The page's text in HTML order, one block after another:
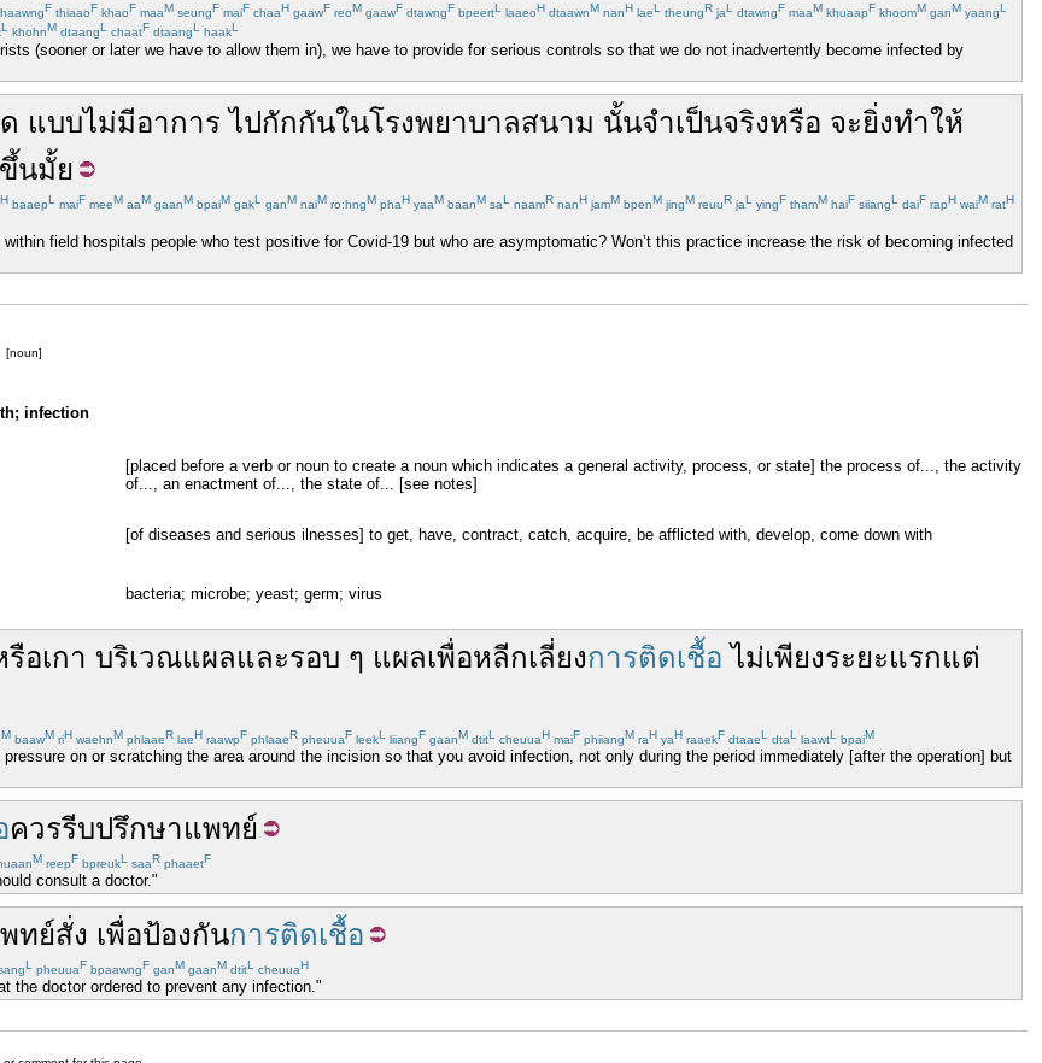
F thiaaoF khaoF maaM seungF maiF chaaH gaawF reoM gaawF dtawngF bpeertL laaeoH dtaawnM nanH laeL theungR jaL dtawngF maaM khuaapF khoomM ganM yaangL
L khohnM dtaangL chaatF dtaangL haakL
(sooner or later we have to allow them in), we have to provide for serious controls so that we do not inadvertently become infected by
แบบไม่มีอาการ ไปกักกันในโรงพยาบาลสนาม นั้นจำเป็นจริงหรือ จะยิ่งทำให้
นมั้ย
H baaepL maiF meeM aaM gaanM bpaiM gakL ganM naiM ro:hngM phaH yaaM baanM saL naamR nanH jamM bpenM jingM reuuR jaL yingF thamM haiF siiangL daiF rapH waiM ratH
field hospitals people who test positive for Covid-19 but who are asymptomatic? Won’t this practice increase the risk of becoming infected
[noun]
infection
[placed before a verb or noun to create a noun which indicates a general activity, process, or state] the process of..., the activity
of..., an enactment of..., the state of... [see notes]
[of diseases and serious ilnesses] to get, have, contract, catch, acquire, be afflicted with, develop, come down with
bacteria; microbe; yeast; germ; virus
รือเกา บริเวณแผลและรอบ ๆ แผลเพื่อหลีกเลี่ยงการติดเชื้อ ไม่เพียงระยะแรกแต่
M baawM riH waehnM phlaaeR laeH raawpF phlaaeR pheuuaF leekL liiangF gaanM dtitL cheuuaH maiF phiiangM raH yaH raaekF dtaaeL dtaL laawtL bpaiM
on or scratching the area around the incision so that you avoid infection, not only during the period immediately [after the operation] but
ควรรีบปรึกษาแพทย์
M reepF bpreukL saaR phaaetF
consult a doctor."
ทย์สั่ง เพื่อป้องกันการติดเชื้อ
L pheuuaF bpaawngF ganM gaanM dtitL cheuuaH
the doctor ordered to prevent any infection."